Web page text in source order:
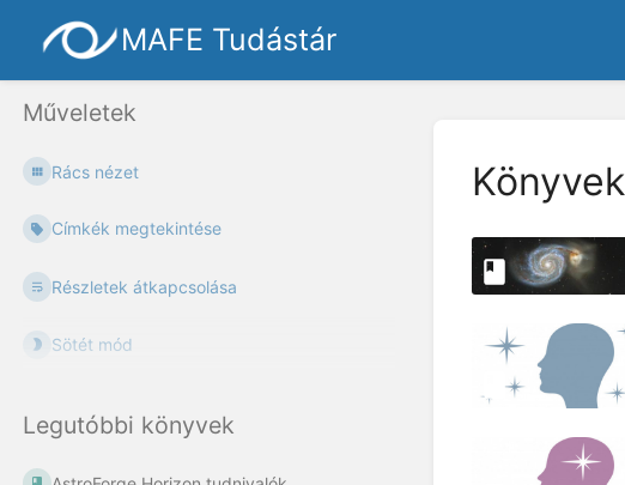
MAFE Tudástár
Műveletek
Rács nézet
Címkék megtekintése
Részletek átkapcsolása
Sötét mód
Legutóbbi könyvek
Könyvek